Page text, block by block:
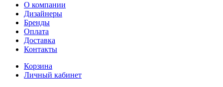
О компании
Дизайнеры
Бренды
Оплата
Доставка
Контакты
Корзина
Личный кабинет